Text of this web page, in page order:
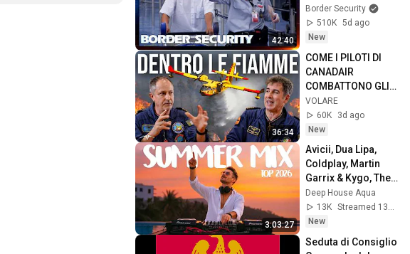
42:40
Border | DOUBLE
EPISODE | Border
Security Australia
Border Security
510K 5d ago
New
36:34
COME I PILOTI DI
CANADAIR
COMBATTONO GLI
INCENDI!
VOLARE
60K
3d ago
New
3:03:27
Avicii, Dua Lipa,
Coldplay, Martin
Garrix & Kygo, The
Chainsmokers
Style - SUMMER
DEEP HOUSE Mix
Deep House Aqua
13K
Streamed 13h ago
New
Seduta di Consiglio